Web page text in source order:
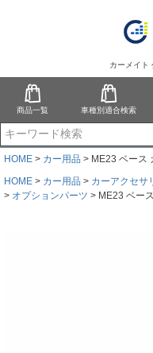
カーメイト
商品一覧 車種別適合検索
HOME カー用品
ME23 ベース
HOME
カー用品 カーアクセサ
オプションパーツ
ME23 ベー